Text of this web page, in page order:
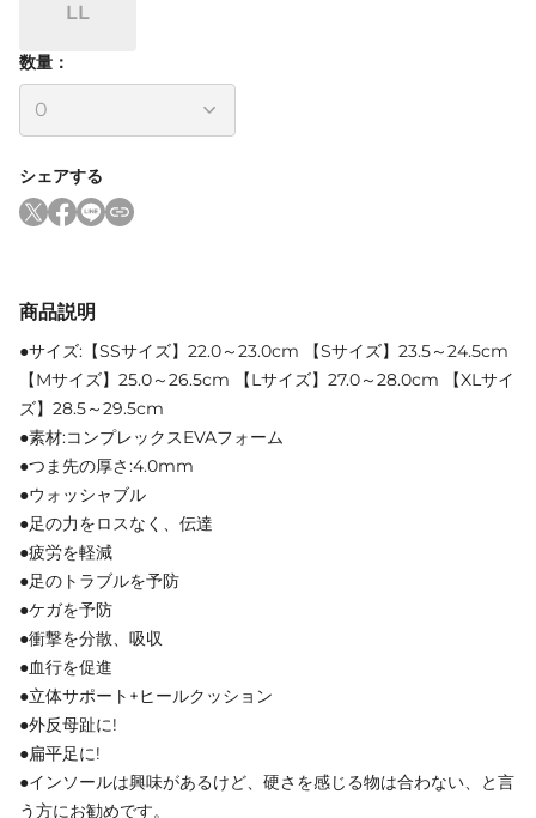
LL
数量：
シェアする
商品説明
●サイズ:【SSサイズ】22.0～23.0cm 【Sサイズ】23.5～24.5cm
【Mサイズ】25.0～26.5cm 【Lサイズ】27.0～28.0cm 【XLサイ
ズ】28.5～29.5cm
●素材:コンプレックスEVAフォーム
●つま先の厚さ:4.0mm
●ウォッシャブル
●足の力をロスなく、伝達
●疲労を軽減
●足のトラブルを予防
●ケガを予防
●衝撃を分散、吸収
●血行を促進
●立体サポート+ヒールクッション
●外反母趾に!
●扁平足に!
●インソールは興味があるけど、硬さを感じる物は合わない、と言
う方にお勧めです。